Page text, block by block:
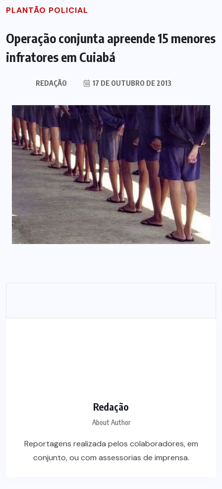
PLANTÃO POLICIAL
Operação conjunta apreende 15 menores
infratores em Cuiabá
REDAÇÃO 17 DE OUTUBRO DE 2013
Redação
About Author
Reportagens realizada pelos colaboradores, em
conjunto, ou com assessorias de imprensa.